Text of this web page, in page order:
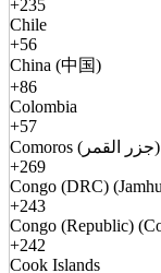
+235
Chile
+56
China (中国)
+86
Colombia
+57
Comoros (جزر القمر)
+269
Congo (DRC)
+243
Congo (Republic)
+242
Cook Islands